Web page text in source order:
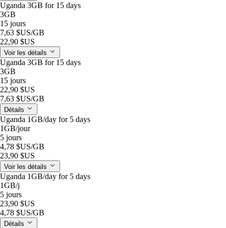
Uganda 3GB for 15 days
3GB
15 jours
7,63 $US/GB
22,90 $US
Voir les détails
Uganda 3GB for 15 days
3GB
15 jours
22,90 $US
7,63 $US/GB
Détails
Uganda 1GB/day for 5 days
1GB/jour
5 jours
4,78 $US/GB
23,90 $US
Voir les détails
Uganda 1GB/day for 5 days
1GB/j
5 jours
23,90 $US
4,78 $US/GB
Détails